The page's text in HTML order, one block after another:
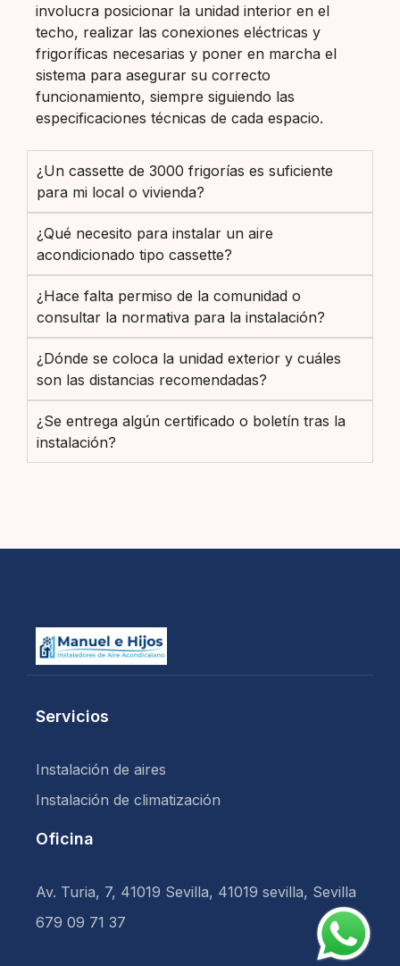
involucra posicionar la unidad interior en el
techo, realizar las conexiones eléctricas y
frigoríficas necesarias y poner en marcha el
sistema para asegurar su correcto
funcionamiento, siempre siguiendo las
especificaciones técnicas de cada espacio.
¿Un cassette de 3000 frigorías es suficiente
para mi local o vivienda?
¿Qué necesito para instalar un aire
acondicionado tipo cassette?
¿Hace falta permiso de la comunidad o
consultar la normativa para la instalación?
¿Dónde se coloca la unidad exterior y cuáles
son las distancias recomendadas?
¿Se entrega algún certificado o boletín tras la
instalación?
Servicios
Instalación de aires
Instalación de climatización
Oficina
Av. Turia, 7, 41019 Sevilla, 41019 sevilla, Sevilla
679 09 71 37